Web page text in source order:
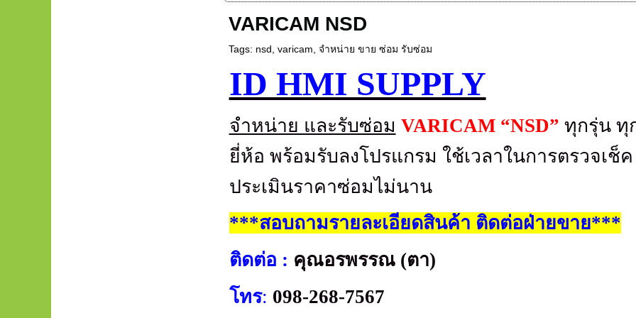
VARICAM NSD
Tags: nsd ,varicam ,จำหน่าย ขาย ซ่อม รับซ่อม
ID HMI SUPPLY
จำหน่าย และรับซ่อม VARICAM “NSD” ทุกรุ่น ทุ
ยี่ห้อ พร้อมรับลงโปรแกรม ใช้เวลาในการตรวจเช็ค
ประเมินราคาซ่อมไม่นาน
***สอบถามรายละเอียดสินค้า ติดต่อฝ่ายขาย***
ติดต่อ : คุณอรพรรณ (ตา)
โทร: 098-268-7567